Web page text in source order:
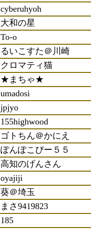
cyberuhyoh
大和の星
To-o
るいこすた＠川崎
クロマティ猫
★まちゃ★
umadosi
jpjyo
155highwood
ゴトちん＠かにえ
ぽんぽこぴー５５
高知のげんさん
oyajiji
葵＠埼玉
まさ9419823
185